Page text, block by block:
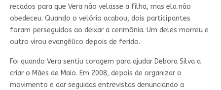
recados para que Vera não velasse a filha, mas ela não
obedeceu. Quando o velório acabou, dois participantes
foram perseguidos ao deixar a cerimônia. Um deles morreu e
outro virou evangélico depois de ferido.
Foi quando Vera sentiu coragem para ajudar Debora Silva a
criar o Mães de Maio. Em 2008, depois de organizar o
movimento e dar seguidas entrevistas denunciando a